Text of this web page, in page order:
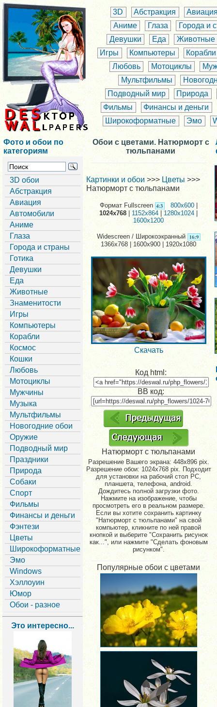
3D Абстракция
Аниме
Глаза
Города и
Девушки
Еда
Животные
Игры
Компьютеры
Корабли
Любовь
Мотоциклы
Мультфильмы
Подводный мир
Природа
Фильмы
Финансы и деньги
Широкоформатные
Эмо
Фото и обои по
категориям
3D обои
Абстракция
Авиация
Автомобили
Аниме
Глаза
Города и страны
Готика
Девушки
Еда
Животные
Знаменитости
Игры
Компьютеры
Корабли
Космос
Кошки
Любовь
Мотоциклы
Мужчины
Музыка
Мультфильмы
Новогодние обои
Оружие
Подводный мир
Праздники
Природа
Собаки
Спорт
Фильмы
Финансы и деньги
Фэнтези
Цветы
Широкоформатные
Эмо
Windows
Хэллоуин
Юмор
Обои - разное
Это интересно...
Обои с цветами. Натюрморт с
тюльпанами
Картинки и обои >>> Цветы>>>
Натюрморт с тюльпанами
Формат Fullscreen 800x600
1024x768
1152x864|1280x1024
1600x1200
Widescreen / Широкоэкранный
1366x768 | 1600x900 | 1920x1080
Скачать
Код html:
BB код:
Натюрморт с тюльпанами
Разрешение Вашего экрана: 448x896 pix.
Разрешение обои: 1024x768 pix. Подходит
для установки на рабочий стол PC,
планшета, телефона, android.
Дождитесь полной загрузки фото.
Нажмите на изображение, чтобы
просмотреть его в реальном размере.
Если вы хотите сохранить картинку
"Натюрморт с тюльпанами" на свой
компьютер, кликните по ней правой
кнопкой и выберите "Сохранить рисунок
как...", или нажмите "Сделать фоновым
рисунком".
Популярные обои с цветами